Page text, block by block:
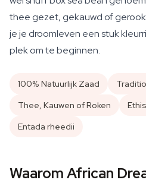
thee gezet, gekauwd of
je je droomleven een stuk
plek om te beginnen.
100% Natuurlijk Zaad
Thee, Kauwen of Roken
Entada rheedii
Waarom African